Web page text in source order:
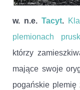
w. n.e. Tacyt.
plemionach
którzy
mające swoje
pogańskie plemię